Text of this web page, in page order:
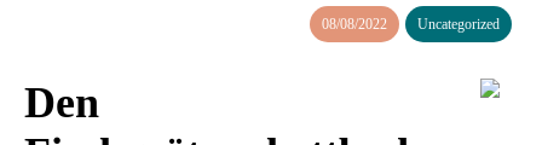
08/08/2022 Uncategorized
Den